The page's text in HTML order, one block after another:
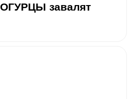
завалят